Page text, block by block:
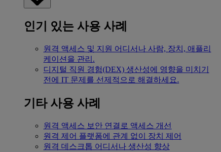
인기 있는 사용 사례
원격 액세스 및 지원 어디서나 사람, 장치, 애플리
케이션을 관리.
디지털 직원 경험(DEX) 생산성에 영향을 미치기
전에 IT 문제를 선제적으로 해결하세요.
기타 사용 사례
원격 액세스 보안 연결로 액세스 개선
원격 제어 플랫폼에 관계 없이 장치 제어
원격 데스크톱 어디서나 생산성 향상